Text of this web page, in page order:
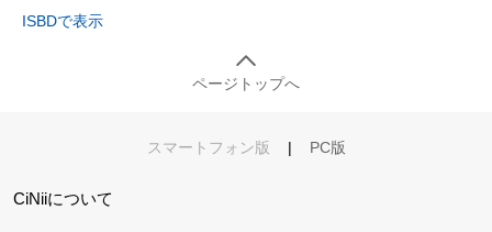
ISBDで表示
ページトップへ
スマートフォン版 | PC版
CiNiiについて